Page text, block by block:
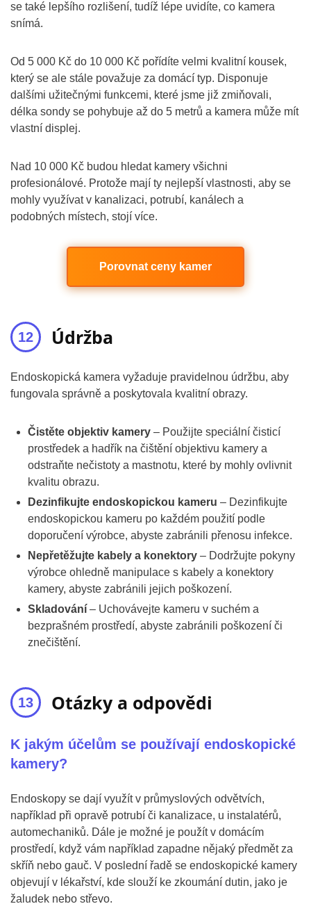
se také lepšího rozlišení, tudíž lépe uvidíte, co kamera
snímá.
Od 5 000 Kč do 10 000 Kč pořídíte velmi kvalitní kousek,
který se ale stále považuje za domácí typ. Disponuje
dalšími užitečnými funkcemi, které jsme již zmiňovali,
délka sondy se pohybuje až do 5 metrů a kamera může mít
vlastní displej.
Nad 10 000 Kč budou hledat kamery všichni
profesionálové. Protože mají ty nejlepší vlastnosti, aby se
mohly využívat v kanalizaci, potrubí, kanálech a
podobných místech, stojí více.
Porovnat ceny kamer
Údržba
Endoskopická kamera vyžaduje pravidelnou údržbu, aby
fungovala správně a poskytovala kvalitní obrazy.
Čistěte objektiv kamery – Použijte speciální čisticí
prostředek a hadřík na čištění objektivu kamery a
odstraňte nečistoty a mastnotu, které by mohly ovlivnit
kvalitu obrazu.
Dezinfikujte endoskopickou kameru – Dezinfikujte
endoskopickou kameru po každém použití podle
doporučení výrobce, abyste zabránili přenosu infekce.
Nepřetěžujte kabely a konektory – Dodržujte pokyny
výrobce ohledně manipulace s kabely a konektory
kamery, abyste zabránili jejich poškození.
Skladování – Uchovávejte kameru v suchém a
bezprašném prostředí, abyste zabránili poškození či
znečištění.
Otázky a odpovědi
K jakým účelům se používají endoskopické
kamery?
Endoskopy se dají využít v průmyslových odvětvích,
například při opravě potrubí či kanalizace, u instalatérů,
automechaniků. Dále je možné je použít v domácím
prostředí, když vám například zapadne nějaký předmět za
skříň nebo gauč. V poslední řadě se endoskopické kamery
objevují v lékařství, kde slouží ke zkoumání dutin, jako je
žaludek nebo střevo.